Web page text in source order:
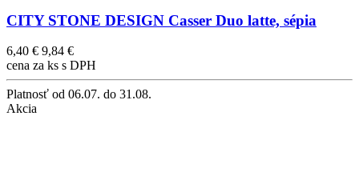
CITY STONE DESIGN Casser Duo latte, sépia
6,40 € 9,84 €
cena za ks s DPH
Platnosť od 06.07. do 31.08.
Akcia